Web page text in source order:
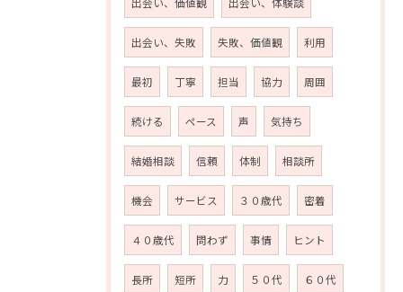
出会い、失敗 失敗、価値観 利用
最初 丁寧 担当 協力 周囲
続ける ペース 声 気持ち
結婚相談 信頼 体制 相談所
機会 サービス ３０歳代 密着
４０歳代 問わず 事情 ヒント
長所 短所 力 ５０代 ６０代